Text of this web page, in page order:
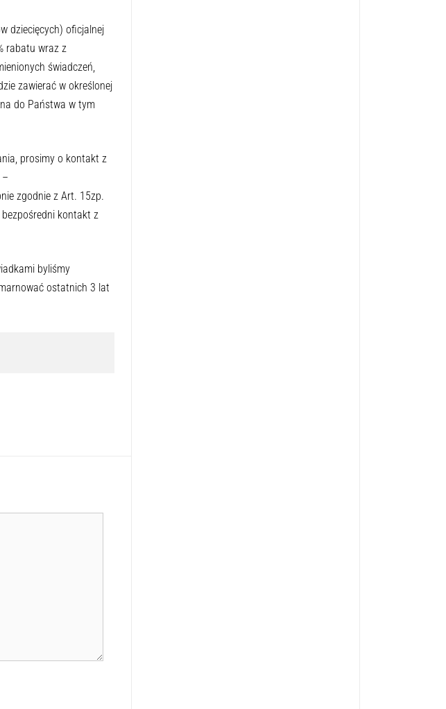
dziecięcych) oficjalnej
rabatu wraz z
świadczeń,
zawierać w określonej
do Państwa w tym
prosimy o kontakt z
–
zgodnie z Art. 15zp.
kontakt z
byliśmy
ostatnich 3 lat